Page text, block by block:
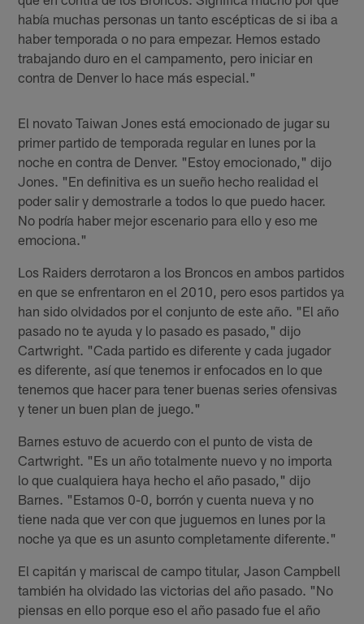
había muchas personas un tanto escépticas de si iba a
haber temporada o no para empezar. Hemos estado
trabajando duro en el campamento, pero iniciar en
contra de Denver lo hace más especial."
El novato Taiwan Jones está emocionado de jugar su
primer partido de temporada regular en lunes por la
noche en contra de Denver. "Estoy emocionado," dijo
Jones. "En definitiva es un sueño hecho realidad el
poder salir y demostrarle a todos lo que puedo hacer.
No podría haber mejor escenario para ello y eso me
emociona."
Los Raiders derrotaron a los Broncos en ambos partidos
en que se enfrentaron en el 2010, pero esos partidos ya
han sido olvidados por el conjunto de este año. "El año
pasado no te ayuda y lo pasado es pasado," dijo
Cartwright. "Cada partido es diferente y cada jugador
es diferente, así que tenemos ir enfocados en lo que
tenemos que hacer para tener buenas series ofensivas
y tener un buen plan de juego."
Barnes estuvo de acuerdo con el punto de vista de
Cartwright. "Es un año totalmente nuevo y no importa
lo que cualquiera haya hecho el año pasado," dijo
Barnes. "Estamos 0-0, borrón y cuenta nueva y no
tiene nada que ver con que juguemos en lunes por la
noche ya que es un asunto completamente diferente."
El capitán y mariscal de campo titular, Jason Campbell
también ha olvidado las victorias del año pasado. "No
piensas en ello porque eso el año pasado fue el año